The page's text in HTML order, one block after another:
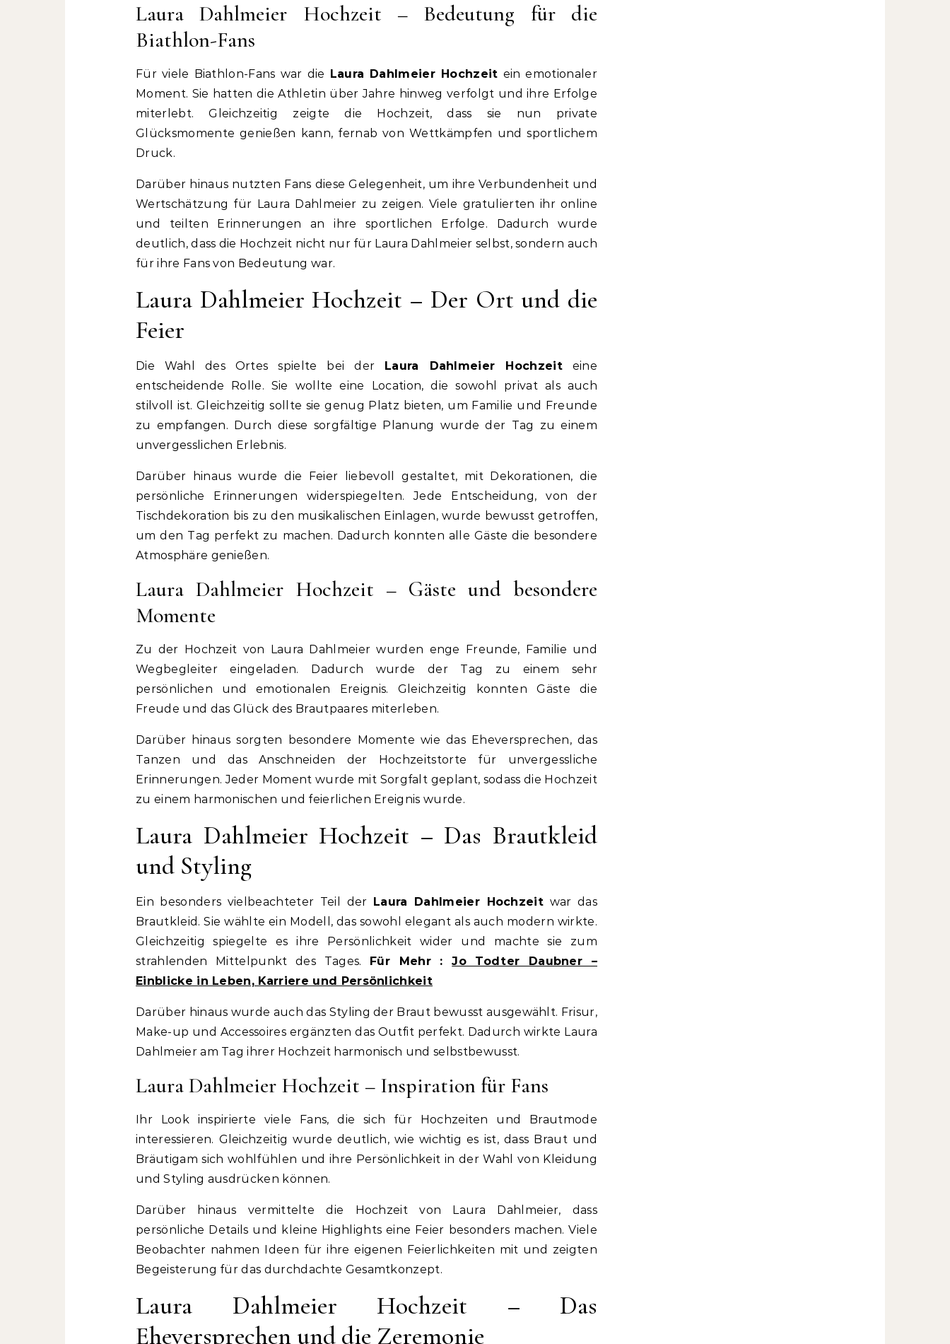
Laura Dahlmeier Hochzeit – Bedeutung für die
Biathlon-Fans
Für viele Biathlon-Fans war die Laura Dahlmeier Hochzeit ein emotionaler
Moment. Sie hatten die Athletin über Jahre hinweg verfolgt und ihre Erfolge
miterlebt. Gleichzeitig zeigte die Hochzeit, dass sie nun private
Glücksmomente genießen kann, fernab von Wettkämpfen und sportlichem
Druck.
Darüber hinaus nutzten Fans diese Gelegenheit, um ihre Verbundenheit und
Wertschätzung für Laura Dahlmeier zu zeigen. Viele gratulierten ihr online
und teilten Erinnerungen an ihre sportlichen Erfolge. Dadurch wurde
deutlich, dass die Hochzeit nicht nur für Laura Dahlmeier selbst, sondern auch
für ihre Fans von Bedeutung war.
Laura Dahlmeier Hochzeit – Der Ort und die
Feier
Die Wahl des Ortes spielte bei der Laura Dahlmeier Hochzeiteine
entscheidende Rolle. Sie wollte eine Location, die sowohl privat als auch
stilvoll ist. Gleichzeitig sollte sie genug Platz bieten, um Familie und Freunde
zu empfangen. Durch diese sorgfältige Planung wurde der Tag zu einem
unvergesslichen Erlebnis.
Darüber hinaus wurde die Feier liebevoll gestaltet, mit Dekorationen, die
persönliche Erinnerungen widerspiegelten. Jede Entscheidung, von der
Tischdekoration bis zu den musikalischen Einlagen, wurde bewusst getroffen,
um den Tag perfekt zu machen. Dadurch konnten alle Gäste die besondere
Atmosphäre genießen.
Laura Dahlmeier Hochzeit – Gäste und besondere
Momente
Zu der Hochzeit von Laura Dahlmeier wurden enge Freunde, Familie und
Wegbegleiter eingeladen. Dadurch wurde der Tag zu einem sehr
persönlichen und emotionalen Ereignis. Gleichzeitig konnten Gäste die
Freude und das Glück des Brautpaares miterleben.
Darüber hinaus sorgten besondere Momente wie das Eheversprechen, das
Tanzen und das Anschneiden der Hochzeitstorte für unvergessliche
Erinnerungen. Jeder Moment wurde mit Sorgfalt geplant, sodass die Hochzeit
zu einem harmonischen und feierlichen Ereignis wurde.
Laura Dahlmeier Hochzeit – Das Brautkleid
und Styling
Ein besonders vielbeachteter Teil der Laura Dahlmeier Hochzeit war das
Brautkleid. Sie wählte ein Modell, das sowohl elegant als auch modern wirkte.
Gleichzeitig spiegelte es ihre Persönlichkeit wider und machte sie zum
strahlenden Mittelpunkt des Tages.
Für Mehr :Jo Todter Daubner –
Einblicke in Leben, Karriere und Persönlichkeit
Darüber hinaus wurde auch das Styling der Braut bewusst ausgewählt. Frisur,
Make-up und Accessoires ergänzten das Outfit perfekt. Dadurch wirkte Laura
Dahlmeier am Tag ihrer Hochzeit harmonisch und selbstbewusst.
Laura Dahlmeier Hochzeit – Inspiration für Fans
Ihr Look inspirierte viele Fans, die sich für Hochzeiten und Brautmode
interessieren. Gleichzeitig wurde deutlich, wie wichtig es ist, dass Braut und
Bräutigam sich wohlfühlen und ihre Persönlichkeit in der Wahl von Kleidung
und Styling ausdrücken können.
Darüber hinaus vermittelte die Hochzeit von Laura Dahlmeier, dass
persönliche Details und kleine Highlights eine Feier besonders machen. Viele
Beobachter nahmen Ideen für ihre eigenen Feierlichkeiten mit und zeigten
Begeisterung für das durchdachte Gesamtkonzept.
Laura Dahlmeier Hochzeit – Das
Eheversprechen und die Zeremonie